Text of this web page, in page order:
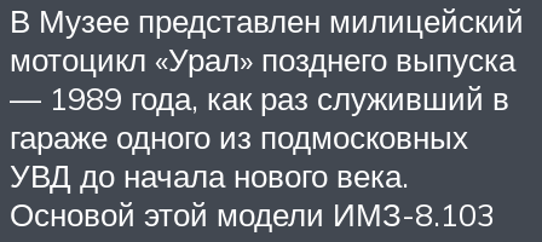
В Музее представлен милицейский
мотоцикл «Урал» позднего выпуска
— 1989 года, как раз служивший в
гараже одного из подмосковных
УВД до начала нового века.
Основой этой модели ИМЗ-8.103